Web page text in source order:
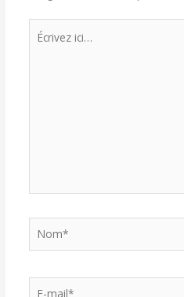
Écrivez
Nom*